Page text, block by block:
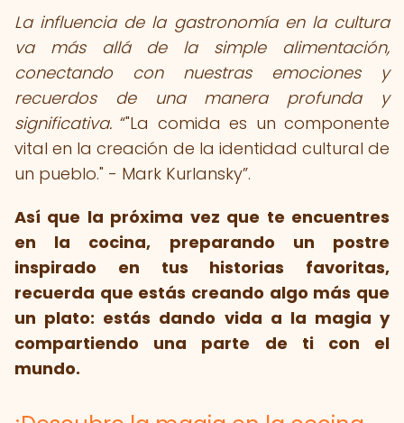
La influencia de la gastronomía en la cultura
va más allá de la simple alimentación,
conectando con nuestras emociones y
recuerdos de una manera profunda y
significativa.
"La comida es un componente
vital en la creación de la identidad cultural de
un pueblo." - Mark Kurlansky .
Así que la próxima vez que te encuentres
en la cocina, preparando un postre
inspirado en tus historias favoritas,
recuerda que estás creando algo más que
un plato: estás dando vida a la magia y
compartiendo una parte de ti con el
mundo.